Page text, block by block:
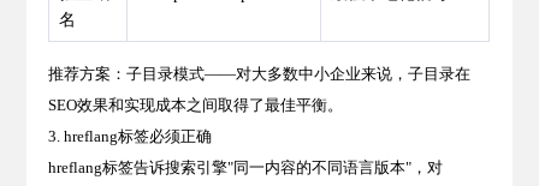
名
推荐方案：子目录模式——对大多数中小企业来说，子目录在
SEO效果和实现成本之间取得了最佳平衡。
3. hreflang标签必须正确
hreflang标签告诉搜索引擎"同一内容的不同语言版本"，对